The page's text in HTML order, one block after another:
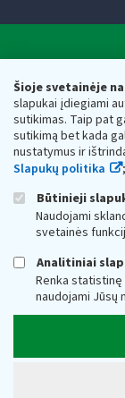
Šioje svetainėje
slapukai įdiegiami
sutikimas. Taip pat
sutikimą bet kada
nustatymus ir
Slapukų politika
;
Būtinieji
Naudojami
svetainės
Analitiniai
Renka
naudojami Jūsų
Valstybinė
Respublikos
Biudžetinė įstaiga.
adresas: Vasario
vmi@vmi.lt , E.
Duomenys apie
Respublikos